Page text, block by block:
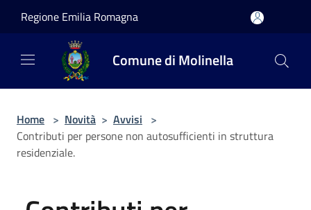
Regione Emilia Romagna
Comune di Molinella
Home > Novità > Avvisi >
Contributi per persone non autosufficienti in struttura
residenziale.